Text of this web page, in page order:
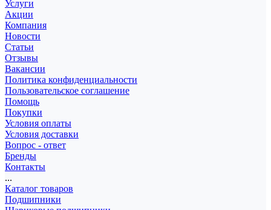
Услуги
Акции
Компания
Новости
Статьи
Отзывы
Вакансии
Политика конфиденциальности
Пользовательское соглашение
Помощь
Покупки
Условия оплаты
Условия доставки
Вопрос - ответ
Бренды
Контакты
...
Каталог товаров
Подшипники